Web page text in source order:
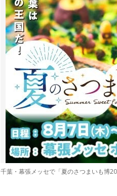
千葉・幕張メッセで「夏のさつまいも博